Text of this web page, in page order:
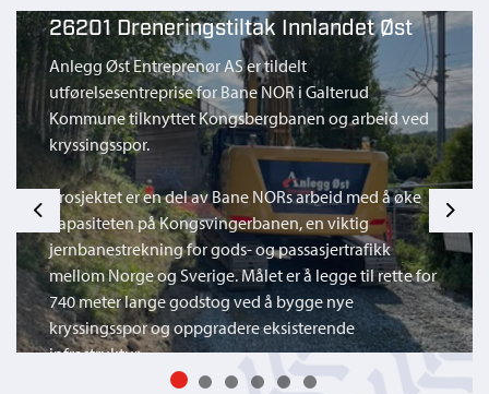
Previous
26201 Dreneringstiltak Innlandet Øst
Anlegg Øst Entreprenør AS er tildelt
utførelsesentreprise for Bane NOR i Galterud
Kommune tilknyttet Kongsbergbanen og arbeid ved
kryssingsspor.
Prosjektet er en del av Bane NORs arbeid med å øke
kapasiteten på Kongsvingerbanen, en viktig
jernbanestrekning for gods- og passasjertrafikk
mellom Norge og Sverige. Målet er å legge til rette for
740 meter lange godstog ved å bygge nye
kryssingsspor og oppgradere eksisterende
infrastruktur.
Next